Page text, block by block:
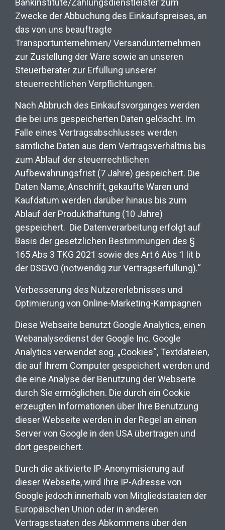
Bankinstitute/Zahlungsdienstleister zum
Zwecke der Abbuchung des Einkaufspreises, an
das von uns beauftragte
Transportunternehmen/ Versandunternehmen
zur Zustellung der Ware sowie an unseren
Steuerberater zur Erfüllung unserer
steuerrechtlichen Verpflichtungen.
Nach Abbruch des Einkaufsvorganges werden
die bei uns gespeicherten Daten gelöscht. Im
Falle eines Vertragsabschlusses werden
sämtliche Daten aus dem Vertragsverhältnis bis
zum Ablauf der steuerrechtlichen
Aufbewahrungsfrist (7 Jahre) gespeichert. Die
Daten Name, Anschrift, gekaufte Waren und
Kaufdatum werden darüber hinaus bis zum
Ablauf der Produkthaftung (10 Jahre)
gespeichert. Die Datenverarbeitung erfolgt auf
Basis der gesetzlichen Bestimmungen des §
165 Abs 3 TKG 2021 sowie des Art 6 Abs 1 lit b
der DSGVO (notwendig zur Vertragserfüllung).“
Verbesserung des Nutzererlebnisses und
Optimierung von Online-Marketing-Kampagnen
Diese Webseite benutzt Google Analytics, einen
Webanalysedienst der Google Inc. Google
Analytics verwendet sog. „Cookies“, Textdateien,
die auf Ihrem Computer gespeichert werden und
die eine Analyse der Benutzung der Webseite
durch Sie ermöglichen. Die durch ein Cookie
erzeugten Informationen über Ihre Benutzung
dieser Webseite werden in der Regel an einen
Server von Google in den USA übertragen und
dort gespeichert.
Durch die aktivierte IP-Anonymisierung auf
dieser Webseite, wird Ihre IP-Adresse von
Google jedoch innerhalb von Mitgliedstaaten der
Europäischen Union oder in anderen
Vertragsstaaten des Abkommens über den